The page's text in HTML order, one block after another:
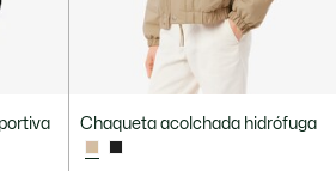
Chaqueta acolchada hidrófuga